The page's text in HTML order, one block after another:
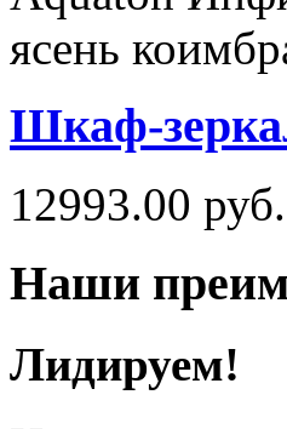
Шкаф-
12993.00 руб.
Наши
Лидируем!